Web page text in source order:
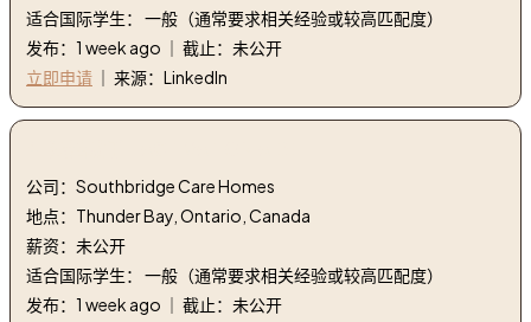
适合国际学生： 一般（通常要求相关经验或较高匹配度）
发布：1 week ago ｜ 截止：未公开
立即申请 ｜ 来源：LinkedIn
公司：Southbridge Care Homes
地点：Thunder Bay, Ontario, Canada
薪资：未公开
适合国际学生： 一般（通常要求相关经验或较高匹配度）
发布：1 week ago ｜ 截止：未公开